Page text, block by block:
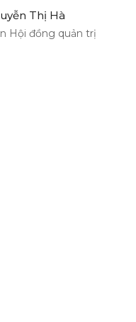
Thị Hà
Hội đồng quản trị